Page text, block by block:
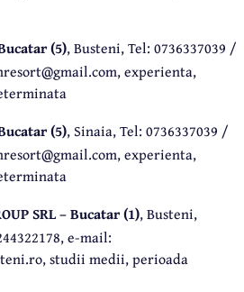
(5), Busteni, Tel: 0736337039 /
experienta,
(5), Sinaia, Tel: 0736337039 /
experienta,
SRL – Bucatar (1), Busteni,
e-mail:
studii medii, perioada